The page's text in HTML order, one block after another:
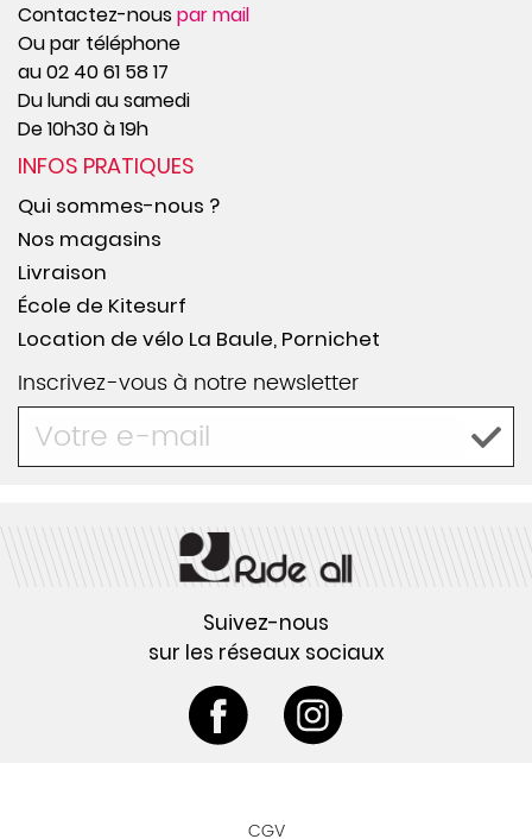
Contactez-nouspar mail
Ou par téléphone
au 02 40 61 58 17
Du lundi au samedi
De 10h30 à 19h
INFOS PRATIQUES
Qui sommes-nous ?
Nos magasins
Livraison
École de Kitesurf
Location de vélo La Baule, Pornichet
Inscrivez-vous à notre newsletter
Suivez-nous
sur les réseaux sociaux
CGV